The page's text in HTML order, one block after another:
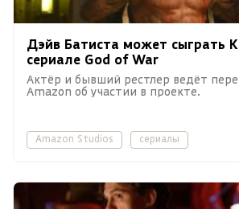
Дэйв Батиста может сыграть
сериале God of War
Актёр и бывший рестлер ведёт
Amazon об участии в проекте.
Amazon Studios сериалы